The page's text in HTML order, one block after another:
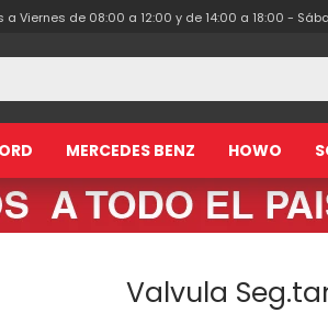
MERCEDES BENZ HOWO
a Viernes de 08:00 a 12:00 y de 14:00 a 18:00 -
Valvula